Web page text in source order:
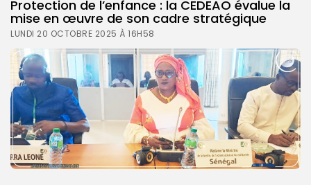
Protection de l’enfance : la CEDEAO évalue la
mise en œuvre de son cadre stratégique
LUNDI 20 OCTOBRE 2025 À 16H58